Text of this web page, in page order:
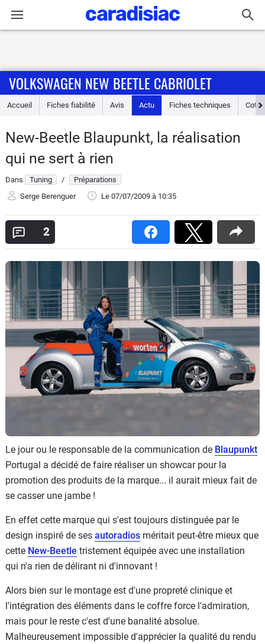
Accueil
Essais
Guide
d'achat
Electriques
Utilitaires
Flottes
Auto
Services
Forum
Moto
VOLKSWAGEN NEW BEETLE CABRIOLET
Accueil Fiches fiabilité Avis Actu Fiches techniques Cote
New-Beetle Blaupunkt, la réalisation
qui ne sert à rien
Dans Tuning /
Préparations
Serge Berenguer
Le 07/07/2009 à 10:35
2
Le jour ou le responsable de la communication de Blaupunkt
Portugal a décidé de faire réaliser un showcar pour la
promotion des produits de la marque... il aurait mieux fait de
se casser une jambe !
En effet cette marque qui s'est toujours distinguée par le
design inspiré de ses autoradios méritait peut-être mieux que
cette New-Beetle tristement équipée avec une installation
qui n'a rien de délirant ni d'innovant !
Alors bien sur le montage est d'une propreté clinique et
l'intégration des éléments dans le coffre force l'admiration,
mais pour le reste c'est d'une banalité absolue.
Malheureusement impossible d'apprécier la qualité du rendu